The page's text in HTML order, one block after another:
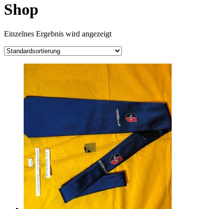
Shop
Einzelnes Ergebnis wird angezeigt